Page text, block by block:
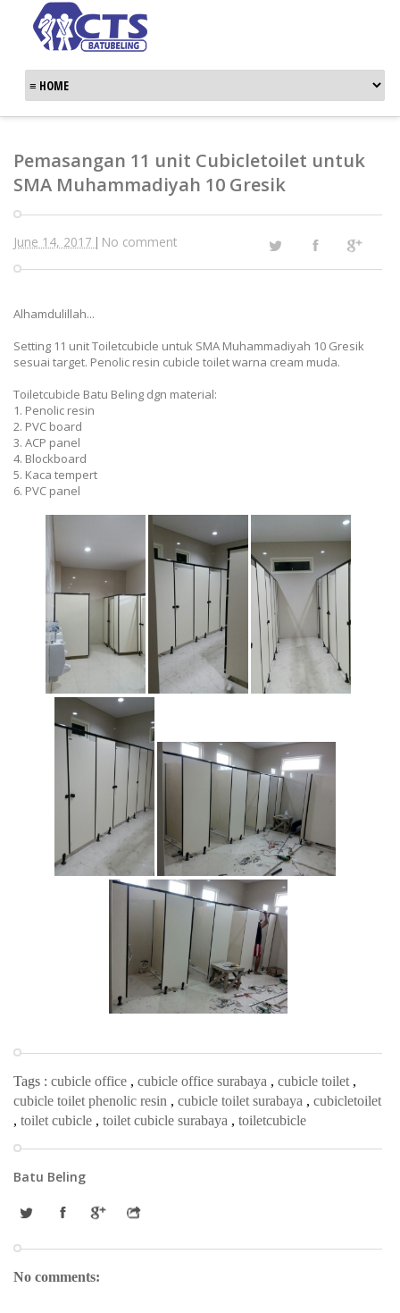
Pemasangan 11 unit Cubicletoilet untuk
SMA Muhammadiyah 10 Gresik
June 14, 2017 | No comment
Alhamdulillah...
Setting 11 unit Toiletcubicle untuk SMA Muhammadiyah 10 Gresik
sesuai target. Penolic resin cubicle toilet warna cream muda.
Toiletcubicle Batu Beling dgn material:
1. Penolic resin
2. PVC board
3. ACP panel
4. Blockboard
5. Kaca tempert
6. PVC panel
Tags : cubicle office , cubicle office surabaya , cubicle toilet ,
cubicle toilet phenolic resin , cubicle toilet surabaya , cubicletoilet
, toilet cubicle , toilet cubicle surabaya , toiletcubicle
Batu Beling
No comments: